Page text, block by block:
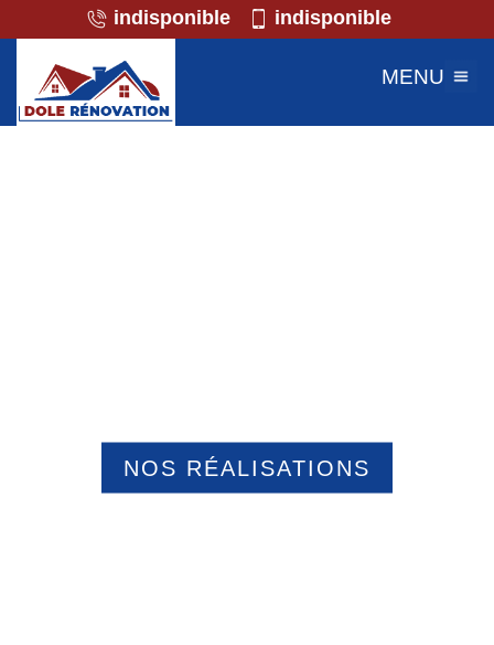
indisponible indisponible
MENU
NOS RÉALISATIONS